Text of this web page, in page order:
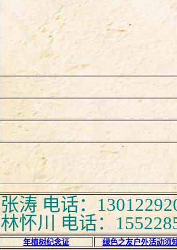
张涛 电话：
林怀川 电话：
年植树纪念证 绿色之友户外活动须